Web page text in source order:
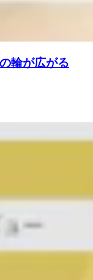
輪が広がる